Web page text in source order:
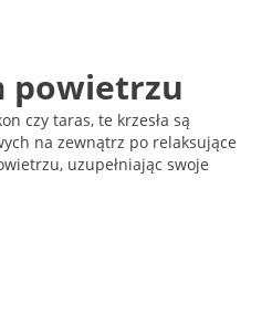
powietrzu
czy taras, te krzesła są
na zewnątrz po relaksujące
uzupełniając swoje